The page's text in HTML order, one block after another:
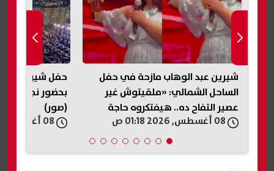
شيرين عبد الوهاب مازحة في حفل
الساحل الشمالي: «ملقيتوش غير
عصير التفاح ده.. هيفتكروه حاجة
تانية؟»
حفل شيرين عبد
بحضور نجوم
(صور)